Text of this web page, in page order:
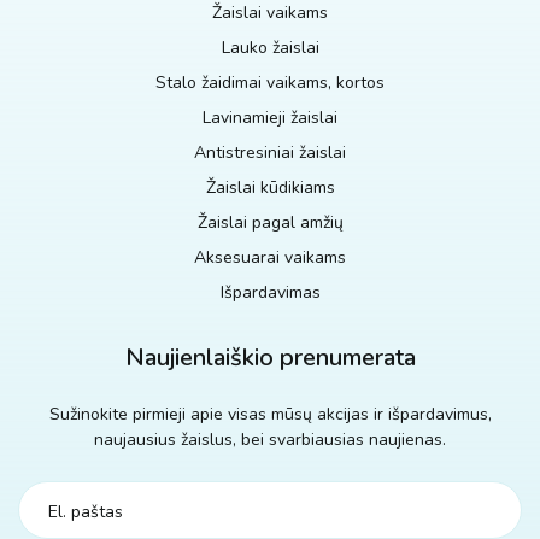
Žaislai vaikams
Lauko žaislai
Stalo žaidimai vaikams, kortos
Lavinamieji žaislai
Antistresiniai žaislai
Žaislai kūdikiams
Žaislai pagal amžių
Aksesuarai vaikams
Išpardavimas
Naujienlaiškio prenumerata
Sužinokite pirmieji apie visas mūsų akcijas ir išpardavimus,
naujausius žaislus, bei svarbiausias naujienas.